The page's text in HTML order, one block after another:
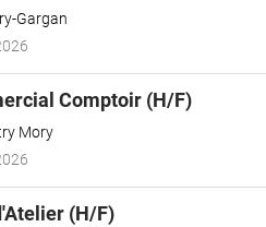
Gargan
Comptoir (H/F)(Nouvelle
Mory
(H/F)(Nouvelle